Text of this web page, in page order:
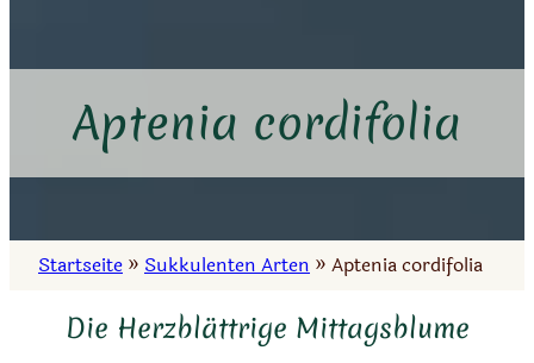
Aptenia cordifolia
Startseite » Sukkulenten Arten » Aptenia cordifolia
Die Herzblättrige Mittagsblume